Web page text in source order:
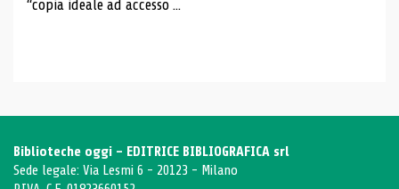
“copia ideale ad accesso ...
Biblioteche oggi - EDITRICE BIBLIOGRAFICA srl
Sede legale: Via Lesmi 6 - 20123 - Milano